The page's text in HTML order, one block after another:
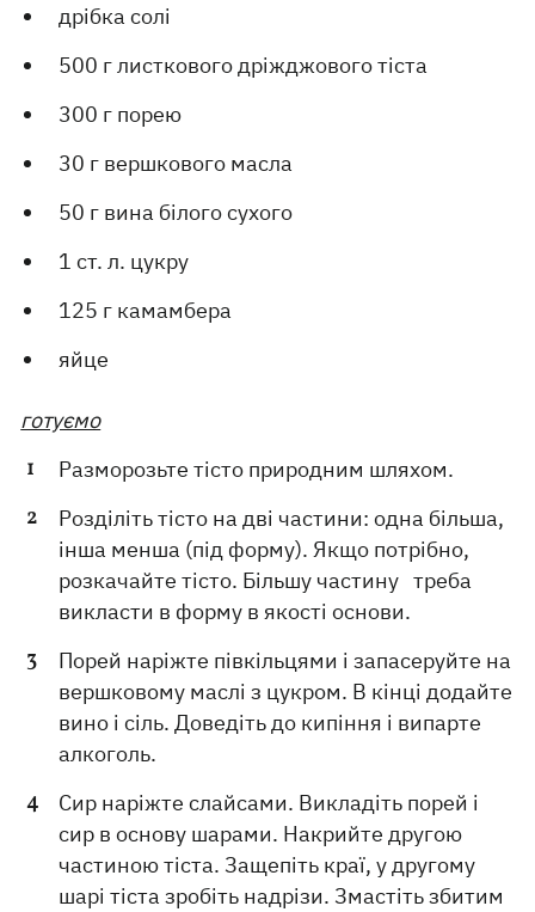
дрібка солі
500 г листкового дріжджового тіста
300 г порею
30 г вершкового масла
50 г вина білого сухого
1 ст. л. цукру
125 г камамбера
яйце
готуємо
Разморозьте тісто природним шляхом.
Розділіть тісто на дві частини: одна більша,
інша менша (під форму). Якщо потрібно,
розкачайте тісто. Більшу частину треба
викласти в форму в якості основи.
Порей наріжте півкільцями і запасеруйте на
вершковому маслі з цукром. В кінці додайте
вино і сіль. Доведіть до кипіння і випарте
алкоголь.
Сир наріжте слайсами. Викладіть порей і
сир в основу шарами. Накрийте другою
частиною тіста. Защепіть краї, у другому
шарі тіста зробіть надрізи. Змастіть збитим